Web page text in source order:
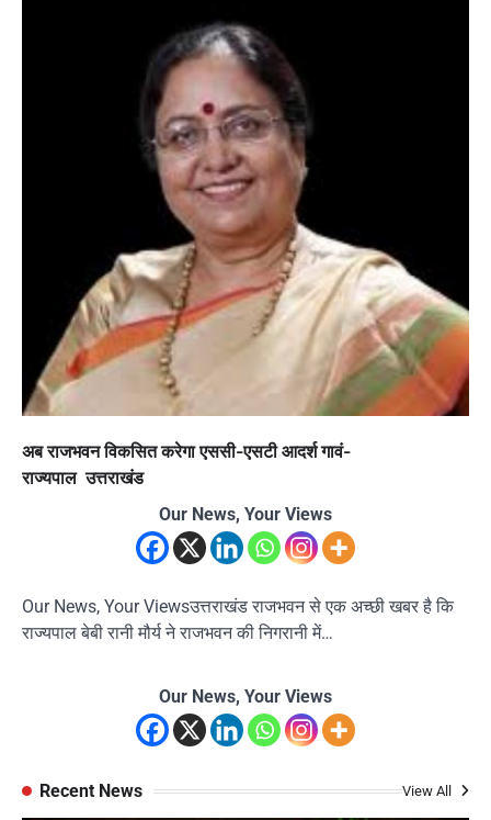
अब राजभवन विकसित करेगा एससी-एसटी आदर्श गावं-
राज्यपाल उत्तराखंड
Our News, Your Views
Our News, Your Viewsउत्तराखंड राजभवन से एक अच्छी खबर है कि
राज्यपाल बेबी रानी मौर्य ने राजभवन की निगरानी में…
Our News, Your Views
Recent News View All